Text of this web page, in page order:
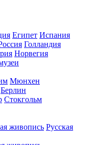
Египет Испания
Голландия
Норвегия
Мюнхен
Берлин
Стокгольм
живопись Русская